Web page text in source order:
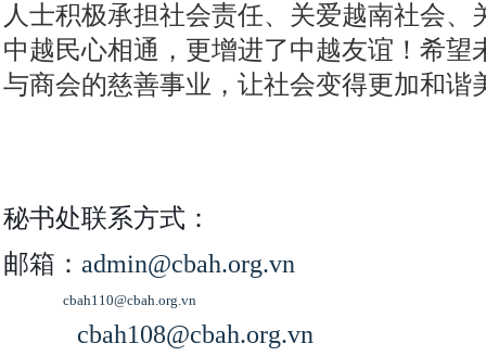
人士积极承担社会责任、关爱越南社会
中越民心相通，更增进了中越友谊！希
与商会的慈善事业，让社会变得更加和谐
秘书处联系方式：
邮箱： admin@cbah.org.vn
cbah110@cbah.org.vn
cbah108@cbah.org.vn